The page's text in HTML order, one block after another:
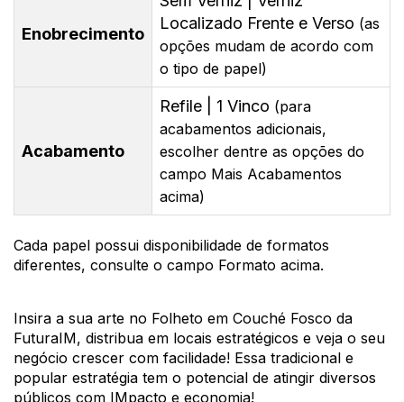
Enobrecimento
Localizado Frente e Verso (as
opções mudam de acordo com
o tipo de papel)
Acabamento
Refile | 1 Vinco (para
acabamentos adicionais,
escolher dentre as opções do
campo Mais Acabamentos
acima)
Cada papel possui disponibilidade de formatos
diferentes, consulte o campo Formato acima.
Insira a sua arte no Folheto em Couché Fosco da
FuturaIM, distribua em locais estratégicos e veja o seu
negócio crescer com facilidade! Essa tradicional e
popular estratégia tem o potencial de atingir diversos
públicos com IMpacto e economia!